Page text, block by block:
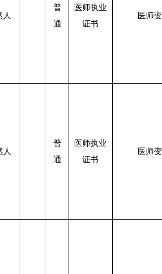
人
普
通
医师执业
证书
医师
人
普
通
医师执业
证书
医师